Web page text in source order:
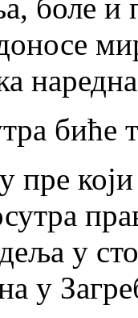
боле и
биће
пре
у
у